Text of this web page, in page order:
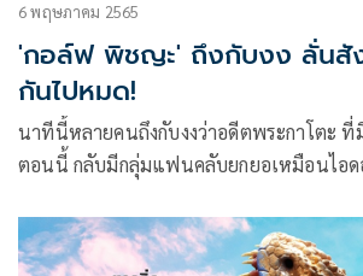
6 พฤษภาคม 2565
'กอล์ฟ พิชญะ' ถึงกับงง ลั่นสัง
กันไปหมด!
นาทีนี้หลายคนถึงกับงงว่าอดีตพระกาโตะ ที่
ตอนนี้ กลับมีกลุ่มแฟนคลับยกยอเหมือนไอ
ไพศาลกุล ถึงกับโพสต์ว่าสมัยตนกว่าจะได้ม
หนัก อดหลับอดนอน พยายามมากมาย แต่